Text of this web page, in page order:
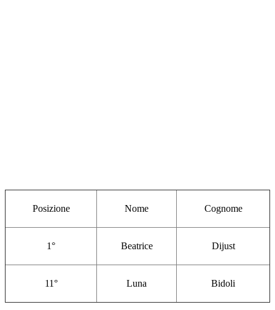
Posizione Nome Cognome
1° Beatrice Dijust
11° Luna Bidoli